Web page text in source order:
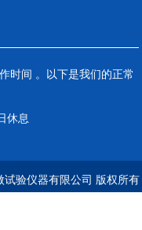
时间 。以下是我们的正常
休息
试验仪器有限公司 版权所